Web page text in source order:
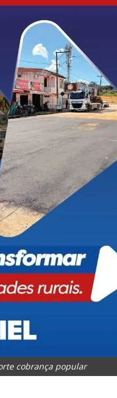
cobrança popular